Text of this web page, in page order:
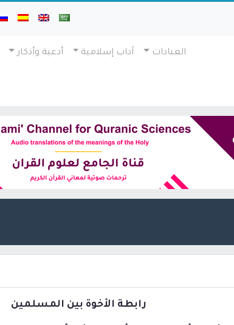
العبادات آداب إسلامية أدعية وأذكار
رابطة الأخوة بين المسلمين